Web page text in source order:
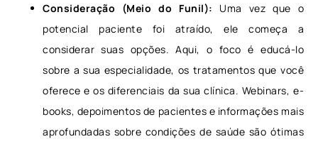
Consideração (Meio do Funil): Uma vez que o
potencial paciente foi atraído, ele começa a
considerar suas opções. Aqui, o foco é educá-lo
sobre a sua especialidade, os tratamentos que você
oferece e os diferenciais da sua clínica. Webinars, e-
books, depoimentos de pacientes e informações mais
aprofundadas sobre condições de saúde são ótimas